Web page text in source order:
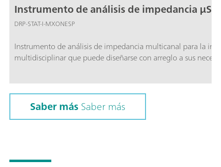
Instrumento de análisis de impedancia
DRP-STAT-I-MXONESP
Instrumento de análisis de impedancia multicanal para la
multidisciplinar que puede diseñarse con arreglo a sus
Saber másSaber más